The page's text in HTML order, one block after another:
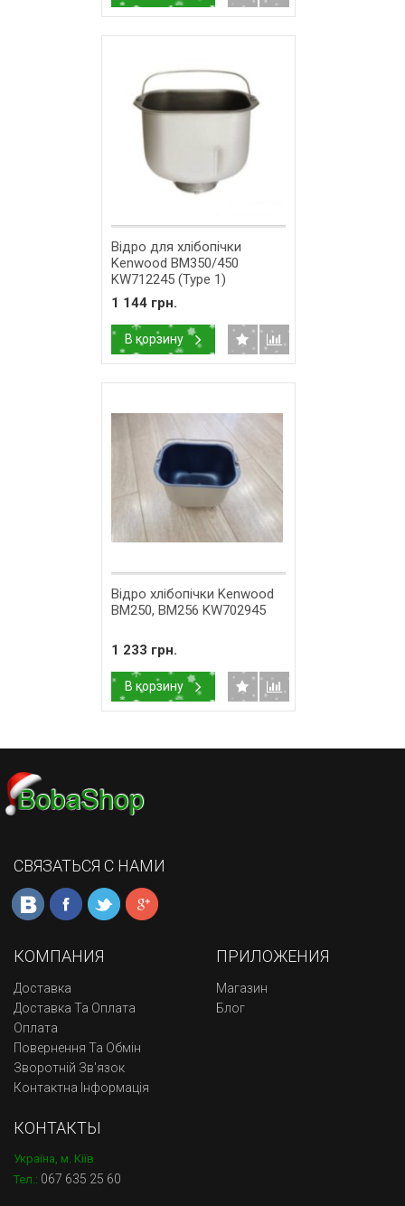
Відро для хлібопічки
Kenwood BM350/450
KW712245 (Type 1)
1 144 грн.
В корзину
Відро хлібопічки Kenwood
BM250, BM256 KW702945
1 233 грн.
В корзину
СВЯЗАТЬСЯ С НАМИ
КОМПАНИЯ
Доставка
Доставка Та Оплата
Оплата
Повернення Та Обмін
Зворотній Зв'язок
Контактна Інформація
ПРИЛОЖЕНИЯ
Магазин
Блог
КОНТАКТЫ
Україна, м. Кіїв
Тел.: 067 635 25 60